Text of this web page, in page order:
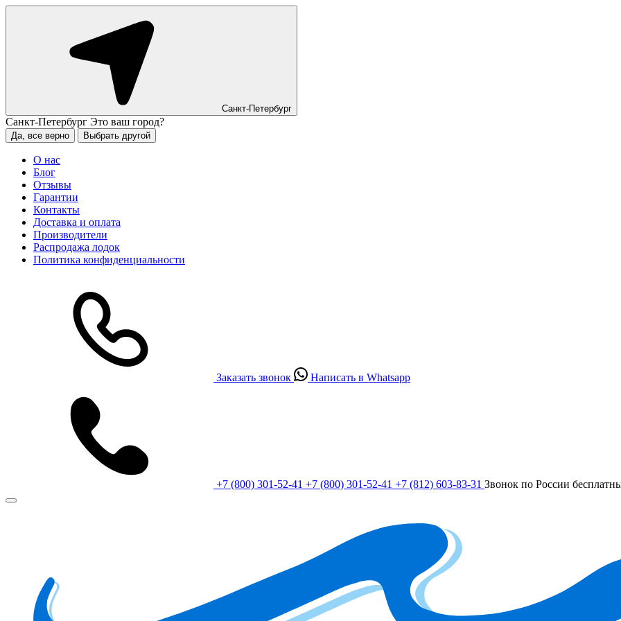
Санкт-Петербург
Санкт-Петербург Это ваш город?
Да, все верно Выбрать другой
О нас
Блог
Отзывы
Гарантии
Контакты
Доставка и оплата
Производители
Распродажа лодок
Политика конфиденциальности
Заказать звонок Написать в Whatsapp
+7 (800) 301-52-41 +7 (800) 301-52-41 +7 (812) 603-83-31 Звонок по России